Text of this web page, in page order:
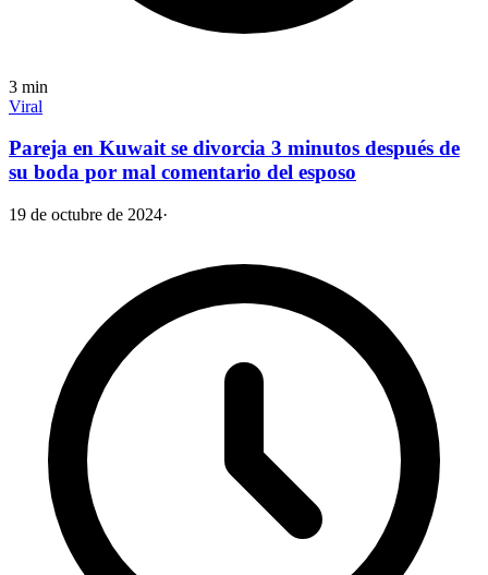
3 min
Viral
Pareja en Kuwait se divorcia 3 minutos después de
su boda por mal comentario del esposo
19 de octubre de 2024·